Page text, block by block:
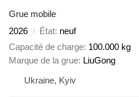
Grue mobile
2026
État neuf
Capacité de charge 100.000 kg
Marque de la grue LiuGong
Ukraine, Kyiv